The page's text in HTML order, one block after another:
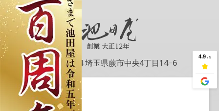
〒335-0004 埼玉県蕨市中央4丁目14−6
会社情報
会社概要